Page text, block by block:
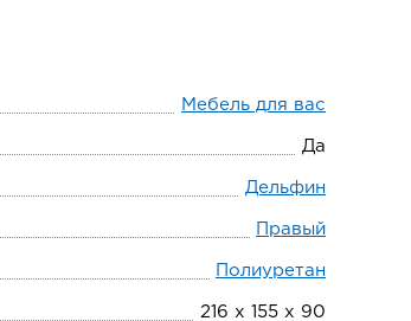
Мебель для вас
Да
Дельфин
Правый
Полиуретан
216 х 155 х 90